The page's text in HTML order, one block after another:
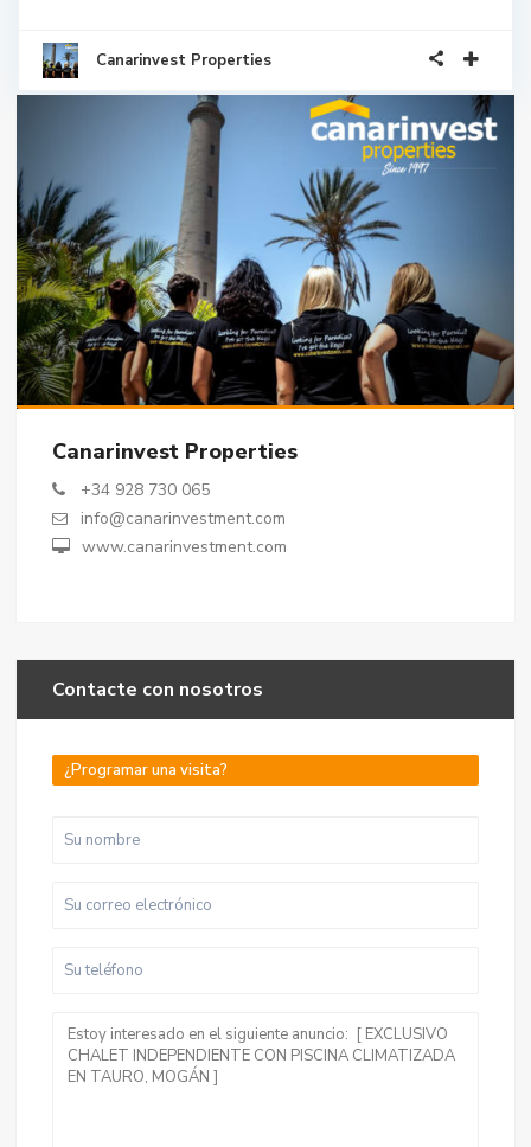
Canarinvest Properties
Canarinvest Properties
+34 928 730 065
info@canarinvestment.com
www.canarinvestment.com
Contacte con nosotros
¿Programar una visita?